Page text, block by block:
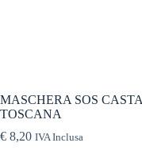
MASCHERA SOS
TOSCANA
€ 8,20 IVA Inclusa